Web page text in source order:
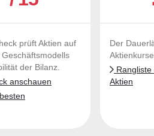
prüft Aktien auf
der Bilanz.
anschauen
Der
Aktien